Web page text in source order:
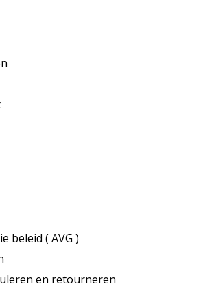
beleid ( AVG )
en retourneren